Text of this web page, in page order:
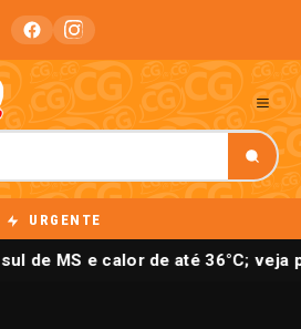
URGENTE
de MS e calor de até 36°C; veja